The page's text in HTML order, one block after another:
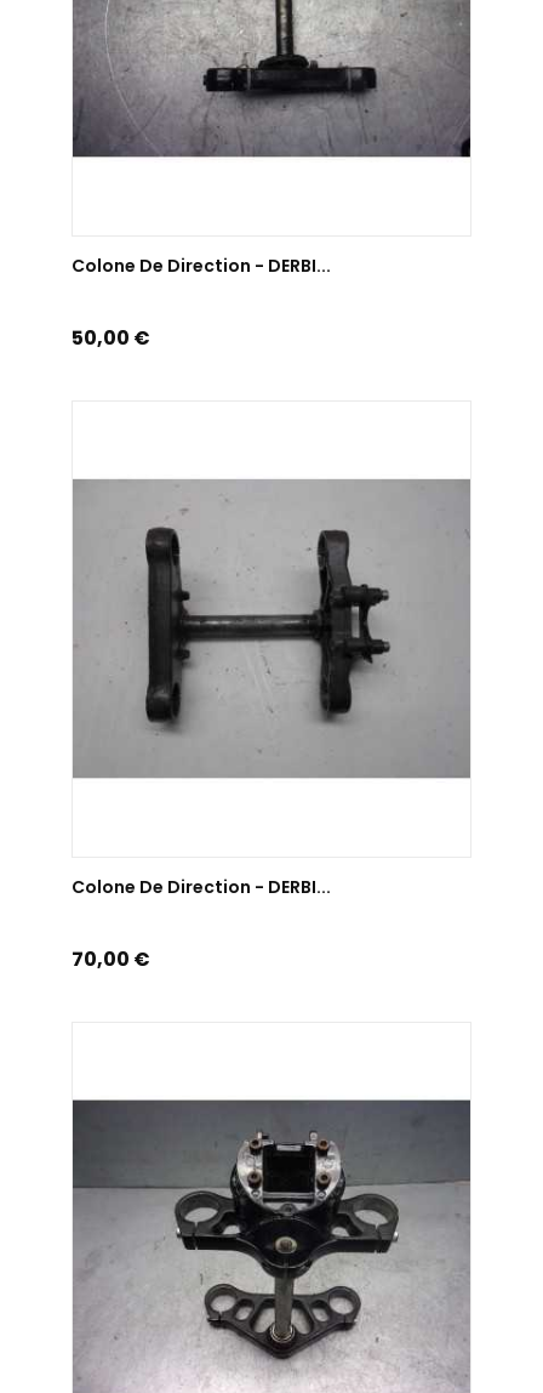
Colone De Direction - DERBI...
Prix
50,00 €
Colone De Direction - DERBI...
Prix
70,00 €